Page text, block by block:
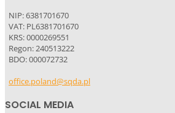
NIP: 6381701670
VAT: PL6381701670
KRS: 0000269551
Regon: 240513222
BDO: 000072732
office.poland@sqda.pl
SOCIAL MEDIA